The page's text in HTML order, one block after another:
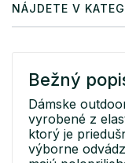
NÁJDETE V
Bežný
Dámske
vyrobené z
ktorý je
výborne